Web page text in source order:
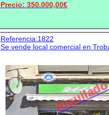
Precio: 350.000,00€
Referencia:1822
Se vende local comercial en